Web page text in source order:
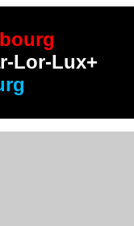
Lor-Lux+